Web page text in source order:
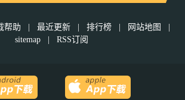
帮助 最近更新 排行榜 网站地图
sitemap
RSS订阅